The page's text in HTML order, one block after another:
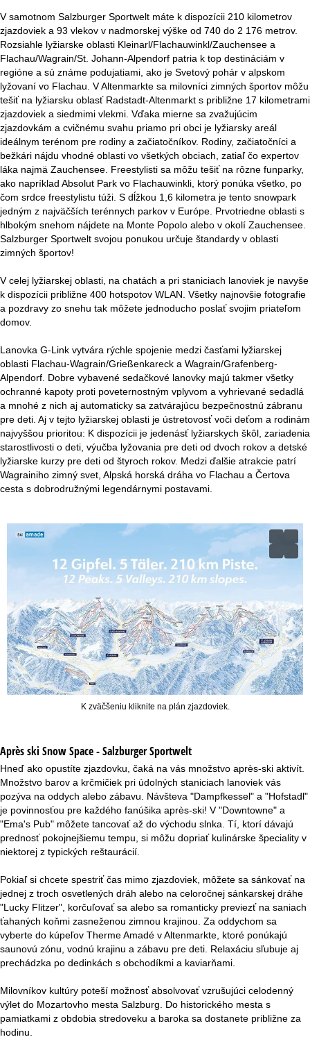
V samotnom Salzburger Sportwelt máte k dispozícii 210 kilometrov
zjazdoviek a 93 vlekov v nadmorskej výške od 740 do 2 176 metrov.
Rozsiahle lyžiarske oblasti Kleinarl/Flachauwinkl/Zauchensee a
Flachau/Wagrain/St. Johann-Alpendorf patria k top destináciám v
regióne a sú známe podujatiami, ako je Svetový pohár v alpskom
lyžovaní vo Flachau. V Altenmarkte sa milovníci zimných športov môžu
tešiť na lyžiarsku oblasť Radstadt-Altenmarkt s približne 17 kilometrami
zjazdoviek a siedmimi vlekmi. Vďaka mierne sa zvažujúcim
zjazdovkám a cvičnému svahu priamo pri obci je lyžiarsky areál
ideálnym terénom pre rodiny a začiatočníkov. Rodiny, začiatočníci a
bežkári nájdu vhodné oblasti vo všetkých obciach, zatiaľ čo expertov
láka najmä Zauchensee. Freestylisti sa môžu tešiť na rôzne funparky,
ako napríklad Absolut Park vo Flachauwinkli, ktorý ponúka všetko, po
čom srdce freestylistu túži. S dĺžkou 1,6 kilometra je tento snowpark
jedným z najväčších terénnych parkov v Európe. Prvotriedne oblasti s
hlbokým snehom nájdete na Monte Popolo alebo v okolí Zauchensee.
Salzburger Sportwelt svojou ponukou určuje štandardy v oblasti
zimných športov!
V celej lyžiarskej oblasti, na chatách a pri staniciach lanoviek je navyše
k dispozícii približne 400 hotspotov WLAN. Všetky najnovšie fotografie
a pozdravy zo snehu tak môžete jednoducho poslať svojim priateľom
domov.
Lanovka G-Link vytvára rýchle spojenie medzi časťami lyžiarskej
oblasti Flachau-Wagrain/Grießenkareck a Wagrain/Grafenberg-
Alpendorf. Dobre vybavené sedačkové lanovky majú takmer všetky
ochranné kapoty proti poveternostným vplyvom a vyhrievané sedadlá
a mnohé z nich aj automaticky sa zatvárajúcu bezpečnostnú zábranu
pre deti. Aj v tejto lyžiarskej oblasti je ústretovosť voči deťom a rodinám
najvyššou prioritou: K dispozícii je jedenásť lyžiarskych škôl, zariadenia
starostlivosti o deti, výučba lyžovania pre deti od dvoch rokov a detské
lyžiarske kurzy pre deti od štyroch rokov. Medzi ďalšie atrakcie patrí
Wagrainiho zimný svet, Alpská horská dráha vo Flachau a Čertova
cesta s dobrodružnými legendárnymi postavami.
K zväčšeniu kliknite na plán zjazdoviek.
Après ski Snow Space - Salzburger Sportwelt
Hneď ako opustíte zjazdovku, čaká na vás množstvo après-ski aktivít.
Množstvo barov a krčmičiek pri údolných staniciach lanoviek vás
pozýva na oddych alebo zábavu. Návšteva "Dampfkessel" a "Hofstadl"
je povinnosťou pre každého fanúšika après-ski! V "Downtowne" a
"Ema's Pub" môžete tancovať až do východu slnka. Tí, ktorí dávajú
prednosť pokojnejšiemu tempu, si môžu dopriať kulinárske špeciality v
niektorej z typických reštaurácií.
Pokiaľ si chcete spestriť čas mimo zjazdoviek, môžete sa sánkovať na
jednej z troch osvetlených dráh alebo na celoročnej sánkarskej dráhe
"Lucky Flitzer", korčuľovať sa alebo sa romanticky previezť na saniach
ťahaných koňmi zasneženou zimnou krajinou. Za oddychom sa
vyberte do kúpeľov Therme Amadé v Altenmarkte, ktoré ponúkajú
saunovú zónu, vodnú krajinu a zábavu pre deti. Relaxáciu sľubuje aj
prechádzka po dedinkách s obchodíkmi a kaviarňami.
Milovníkov kultúry poteší možnosť absolvovať vzrušujúci celodenný
výlet do Mozartovho mesta Salzburg. Do historického mesta s
pamiatkami z obdobia stredoveku a baroka sa dostanete približne za
hodinu.